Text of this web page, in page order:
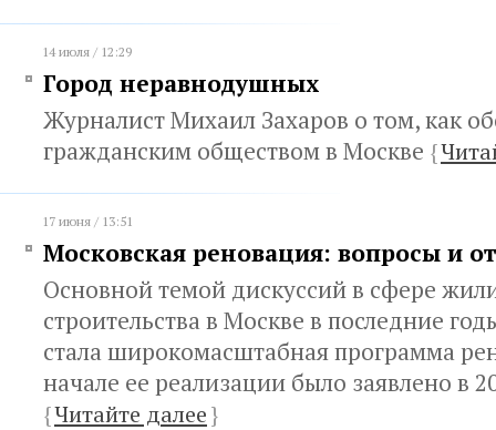
14 июля / 12:29
Город неравнодушных
Журналист Михаил Захаров о том, как
гражданским обществом в Москве {
17 июня / 13:51
Московская реновация: вопросы и
Основной темой дискуссий в сфере
строительства в Москве в последние
стала широкомасштабная программа
начале ее реализации было заявлено в
{Читайте далее}